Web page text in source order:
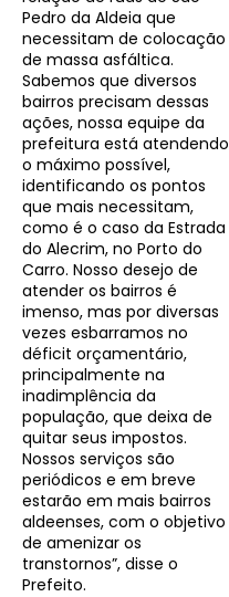
Pedro da Aldeia que
necessitam de colocação
de massa asfáltica.
Sabemos que diversos
bairros precisam dessas
ações, nossa equipe da
prefeitura está atendendo
o máximo possível,
identificando os pontos
que mais necessitam,
como é o caso da Estrada
do Alecrim, no Porto do
Carro. Nosso desejo de
atender os bairros é
imenso, mas por diversas
vezes esbarramos no
déficit orçamentário,
principalmente na
inadimplência da
população, que deixa de
quitar seus impostos.
Nossos serviços são
periódicos e em breve
estarão em mais bairros
aldeenses, com o objetivo
de amenizar os
transtornos”, disse o
Prefeito.